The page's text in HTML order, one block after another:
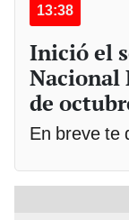
13:38
Inició el
Nacional
de
En breve te